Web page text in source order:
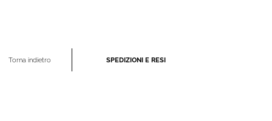
Torna indietro SPEDIZIONI E RESI